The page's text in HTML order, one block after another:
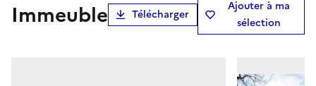
Immeuble Télécharger
Ajouter à ma
sélection